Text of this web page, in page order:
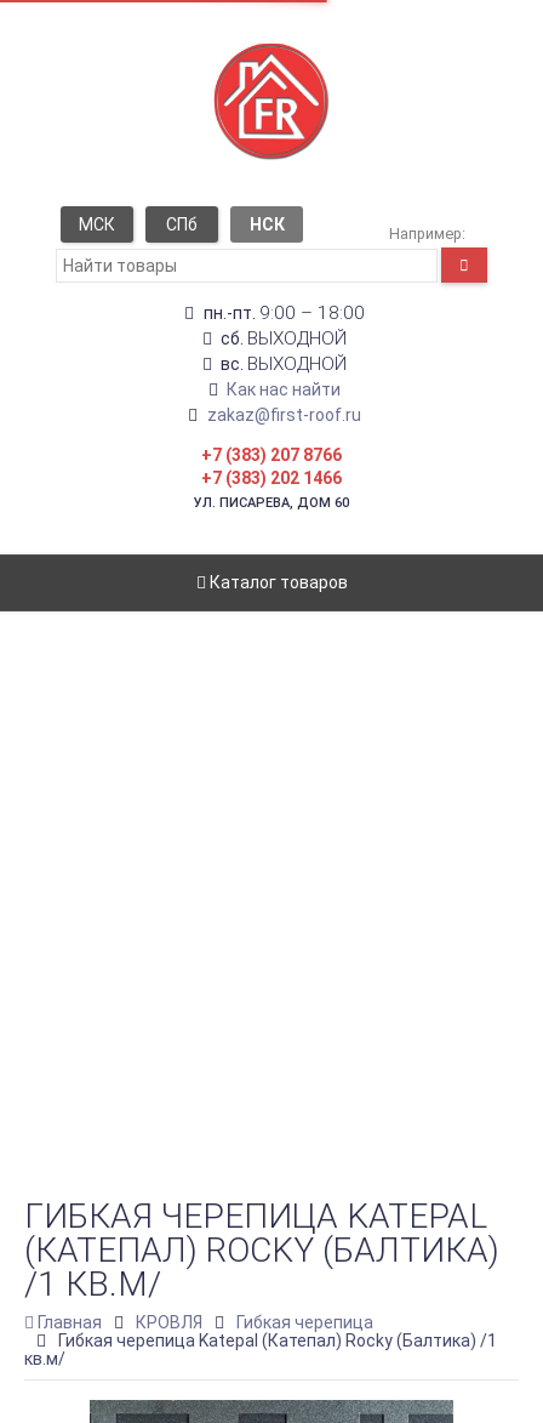
МСК СПб НСК Например:
пн.-пт. 9:00 – 18:00
сб. ВЫХОДНОЙ
вс. ВЫХОДНОЙ
Как нас найти
zakaz@first-roof.ru
+7 (383) 207 8766
+7 (383) 202 1466
УЛ. ПИСАРЕВА, ДОМ 60
Каталог товаров
ГИБКАЯ ЧЕРЕПИЦА KATEPAL
(КАТЕПАЛ) ROCKY (БАЛТИКА)
/1 КВ.М/
Главная КРОВЛЯ
Гибкая черепица
Гибкая черепица Katepal (Катепал) Rocky (Балтика) /1
кв.м/